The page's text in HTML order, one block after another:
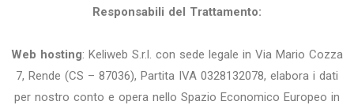
Responsabili del Trattamento:
Web hosting: Keliweb S.r.l. con sede legale in Via Mario Cozza
7, Rende (CS – 87036), Partita IVA 0328132078, elabora i dati
per nostro conto e opera nello Spazio Economico Europeo in